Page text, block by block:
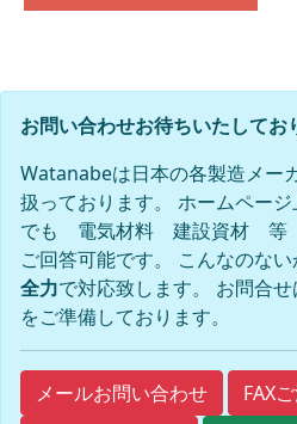
お問い合わせお待ちいたしてお
Watanabeは日本の各製造メー
扱っております。 ホームペー
でも 電気材料 建設資材 等
ご回答可能です。 こんなのな
全力で対応致します。 お問合
をご準備しております。
メールお問い合わせ
FAX